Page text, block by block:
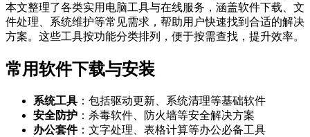
本文整理了各类实用电脑工具与在线服务，涵盖软件下载、文
件处理、系统维护等常见需求，帮助用户快速找到合适的解决
方案。这些工具按功能分类排列，便于按需查找，提升效率。
常用软件下载与安装
系统工具 ：包括驱动更新、系统清理等基础软件
安全防护 ：杀毒软件、防火墙等安全解决方案
办公套件：文字处理、表格计算等办公必备工具